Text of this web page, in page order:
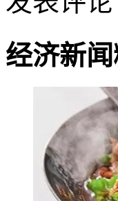
经济新闻